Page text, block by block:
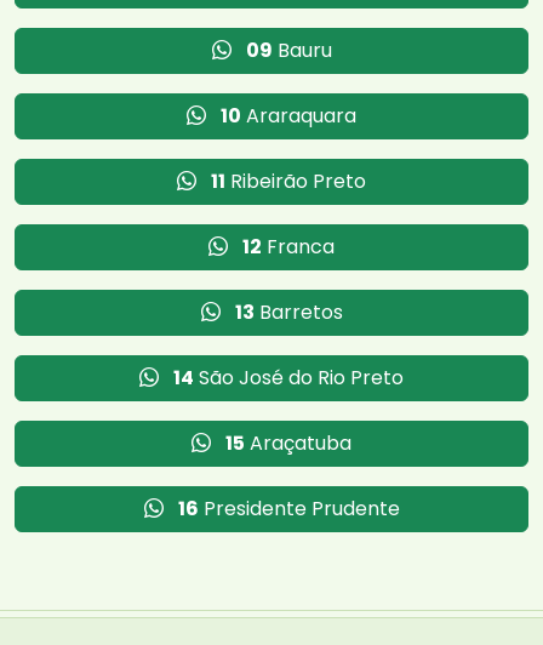
09 Bauru
10 Araraquara
11 Ribeirão Preto
12 Franca
13 Barretos
14 São José do Rio Preto
15 Araçatuba
16 Presidente Prudente